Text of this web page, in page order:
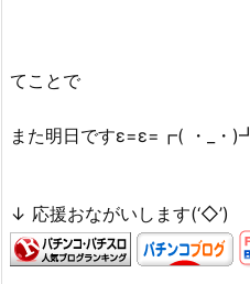
てことで
また明日ですε=ε=┏( ・_・)┛
↓ 応援おながいします(‘◇’)ゞ